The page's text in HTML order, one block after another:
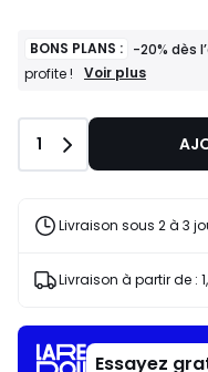
BONS PLANS : -20% dès
profite !
BONS
-20%
l’achat
articles
J'en
Voir plus
Quantité
1
Livraison sous 2 à 3
Livraison à partir de :
Essayez